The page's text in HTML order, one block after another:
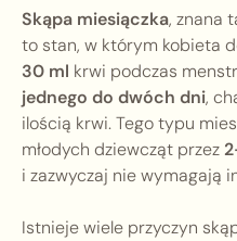
Skąpa miesiączka, znana
to stan, w którym kobieta
30 ml krwi podczas
jednego do dwóch dni,
ilością krwi. Tego typu
młodych dziewcząt przez
i zazwyczaj nie wymagają
Istnieje wiele przyczyn